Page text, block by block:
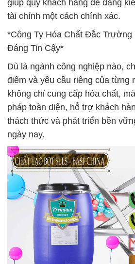
giúp quý khách hàng dễ dàng
tài chính một cách chính xác.
*Công Ty Hóa Chất Đắc
Đáng Tin Cậy*
Dù là ngành công nghiệp nào,
điểm và yêu cầu riêng của từng
không chỉ cung cấp hóa chất,
pháp toàn diện, hỗ trợ khách
thách thức và phát triển bền
ngày nay.